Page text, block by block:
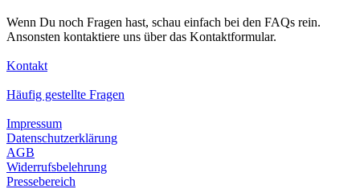
Wenn Du noch Fragen hast, schau einfach bei den FAQs rein.
Ansonsten kontaktiere uns über das Kontaktformular.
Kontakt
Häufig gestellte Fragen
Impressum
Datenschutzerklärung
AGB
Widerrufsbelehrung
Pressebereich